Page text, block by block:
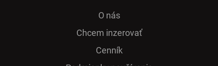
O nás
Chcem inzerovať
Cenník